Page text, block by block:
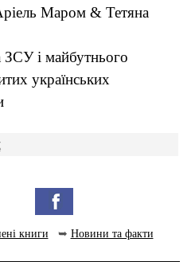
Маром & Тетяна
ЗСУ і майбутнього
українських
книги ➥ Новини та факти